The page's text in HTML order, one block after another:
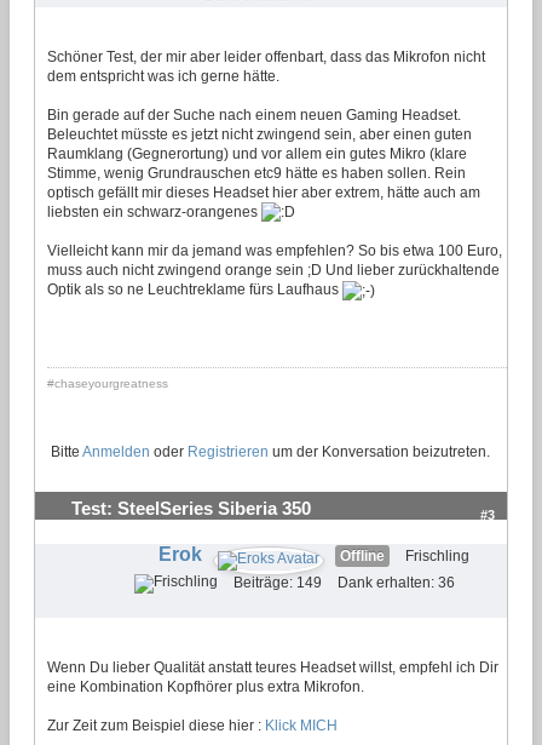
Schöner Test, der mir aber leider offenbart, dass das Mikrofon nicht
dem entspricht was ich gerne hätte.
Bin gerade auf der Suche nach einem neuen Gaming Headset.
Beleuchtet müsste es jetzt nicht zwingend sein, aber einen guten
Raumklang (Gegnerortung) und vor allem ein gutes Mikro (klare
Stimme, wenig Grundrauschen etc9 hätte es haben sollen. Rein
optisch gefällt mir dieses Headset hier aber extrem, hätte auch am
liebsten ein schwarz-orangenes
Vielleicht kann mir da jemand was empfehlen? So bis etwa 100 Euro,
muss auch nicht zwingend orange sein ;D Und lieber zurückhaltende
Optik als so ne Leuchtreklame fürs Laufhaus
#chaseyourgreatness
Bitte Anmelden oder Registrieren um der Konversation beizutreten.
Test: SteelSeries Siberia 350 #3
Erok Offline
Frischling
Beiträge: 149
Dank erhalten: 36
Wenn Du lieber Qualität anstatt teures Headset willst, empfehl ich Dir
eine Kombination Kopfhörer plus extra Mikrofon.
Zur Zeit zum Beispiel diese hier : Klick MICH